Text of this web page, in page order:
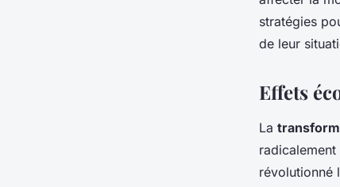
stratégies
de leur
Effets
La
révolutionné